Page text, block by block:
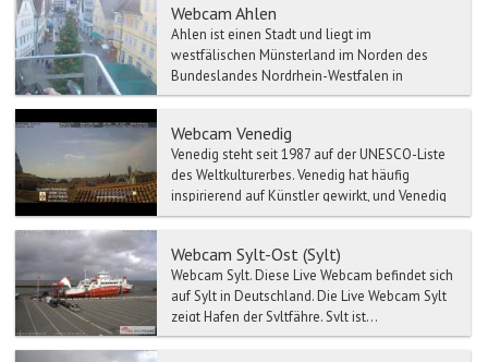
Webcam Ahlen
Ahlen ist einen Stadt und liegt im
westfälischen Münsterland im Norden des
Bundeslandes Nordrhein-Westfalen in
Deutschland. Ahlen ist eine mittlere...
Webcam Venedig
Venedig steht seit 1987 auf der UNESCO-Liste
des Weltkulturerbes. Venedig hat häufig
inspirierend auf Künstler gewirkt, und Venedig
wurde eine der ...
Webcam Sylt-Ost (Sylt)
Webcam Sylt. Diese Live Webcam befindet sich
auf Sylt in Deutschland. Die Live Webcam Sylt
zeigt Hafen der Syltfähre. Sylt ist...